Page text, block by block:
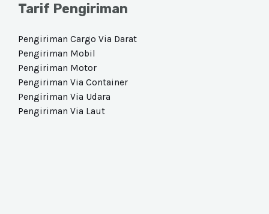
Tarif Pengiriman
Pengiriman Cargo Via Darat​
Pengiriman Mobil
Pengiriman Motor
Pengiriman Via Container
Pengiriman Via Udara​
Pengiriman Via Laut